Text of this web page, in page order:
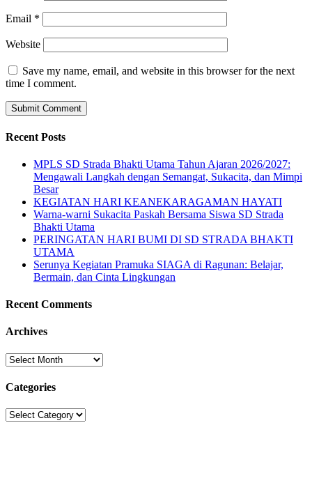
Email *
Website
Save my name, email, and website in this browser for the next
time I comment.
Recent Posts
MPLS SD Strada Bhakti Utama Tahun Ajaran 2026/2027:
Mengawali Langkah dengan Semangat, Sukacita, dan Mimpi
Besar
KEGIATAN HARI KEANEKARAGAMAN HAYATI
Warna-warni Sukacita Paskah Bersama Siswa SD Strada
Bhakti Utama
PERINGATAN HARI BUMI DI SD STRADA BHAKTI
UTAMA
Serunya Kegiatan Pramuka SIAGA di Ragunan: Belajar,
Bermain, dan Cinta Lingkungan
Recent Comments
Archives
Archives
Categories
Categories